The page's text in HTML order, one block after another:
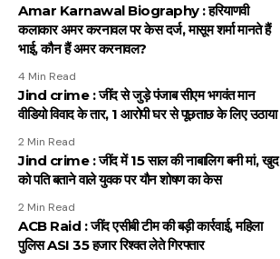
Amar Karnawal Biography : हरियाणवी
कलाकार अमर करनावल पर केस दर्ज, मासूम शर्मा मानते हैं
भाई, कौन हैं अमर करनावल?
4 Min Read
Jind crime : जींद से जुड़े पंजाब सीएम भगवंत मान
वीडियो विवाद के तार, 1 आरोपी घर से पूछताछ के लिए उठाया
2 Min Read
Jind crime : जींद में 15 साल की नाबालिग बनी मां, खुद
को पति बताने वाले युवक पर यौन शोषण का केस
2 Min Read
ACB Raid : जींद एसीबी टीम की बड़ी कार्रवाई, महिला
पुलिस ASI 35 हजार रिश्वत लेते गिरफ्तार